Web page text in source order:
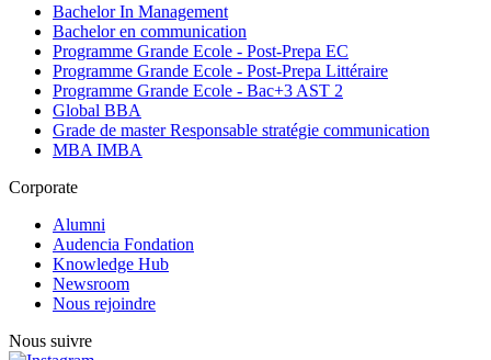
Bachelor In Management
Bachelor en communication
Programme Grande Ecole - Post-Prepa EC
Programme Grande Ecole - Post-Prepa Littéraire
Programme Grande Ecole - Bac+3 AST 2
Global BBA
Grade de master Responsable stratégie communication
MBA IMBA
Corporate
Alumni
Audencia Fondation
Knowledge Hub
Newsroom
Nous rejoindre
Nous suivre